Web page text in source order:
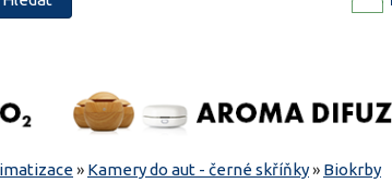
» Kamery do aut - černé skříňky» Biokrby